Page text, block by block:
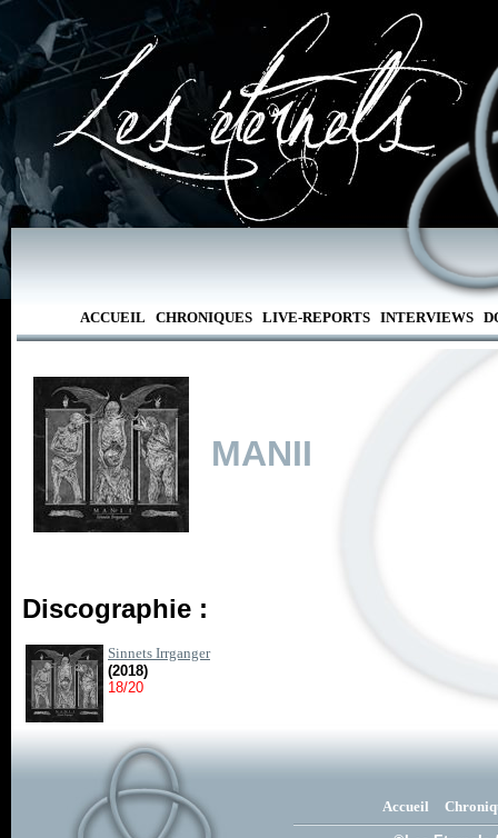
ACCUEIL CHRONIQUES LIVE-REPORTS INTERVIEWS
MANII
Discographie :
Sinnets Irrganger
(2018)
18/20
Accueil